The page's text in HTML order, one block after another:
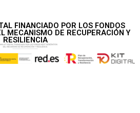
FINANCIADO POR LOS FONDOS
MECANISMO DE RECUPERACIÓN Y
RESILIENCIA